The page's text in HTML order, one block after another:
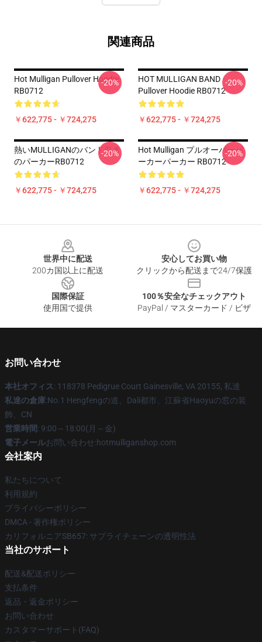
関連商品
Hot Mulligan Pullover Hoodie
RB0712
￥622,775 - ￥724,275
-20%
HOT MULLIGAN BAND
Pullover Hoodie RB0712
￥622,775 - ￥724,275
-20%
熱いMULLIGANのバンド引き
のパーカーRB0712
￥622,775 - ￥724,275
-20%
Hot Mulligan プルオーバーパ
ーカーパーカー RB0712
￥622,775 - ￥724,275
-20%
世界中に配送
200カ国以上に配送
安心してお買い物
クリックから配送まで24/7保護
国際保証
使用国で提供
100％安全なチェックアウト
PayPal / マスターカード / ビザ
お問い合わせ
本社オフィス: 118378 Pedigrue Court Gainesville, VA 20155, 私達
私達の倉庫:No.1 Hengfengの道、Dali都市、江蘇省Haoyuの窓の装
飾、CN
営業時間: 9:00～18:00(月～金)
電子メールお問い合わせ:hotmulliganshop.com
会社案内
私たちについて
利用規約
プライバシーポリシー
DMCA - 著作権ポリシー
カリフォルニアSB657: サプライチェーンの透明性法
当社のサポート
配送&配送ポリシー
支払条件
返品・返金ポリシー
お問い合わせ
カスタマーサポート(FAQ)